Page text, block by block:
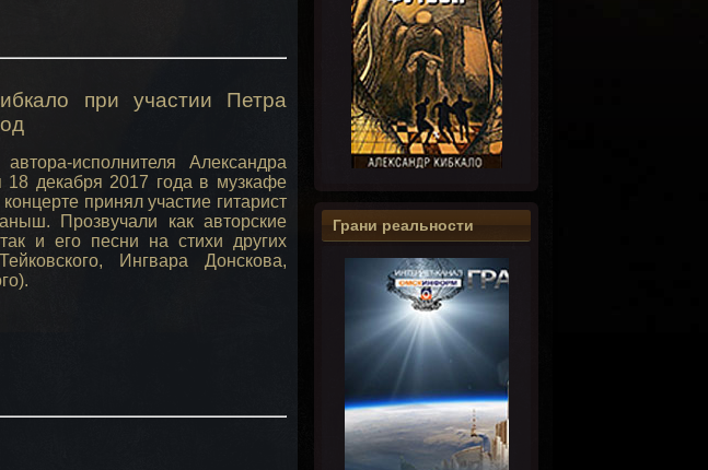
при участии Петра
исполнителя Александра
18 декабря 2017 года в музкафе
принял участие гитарист
Прозвучали как авторские
и его песни на стихи других
Ингвара Донскова,
Грани реальности